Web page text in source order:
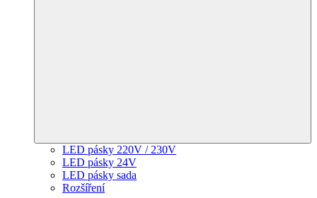
LED pásky 220V / 230V
LED pásky 24V
LED pásky sada
Rozšíření